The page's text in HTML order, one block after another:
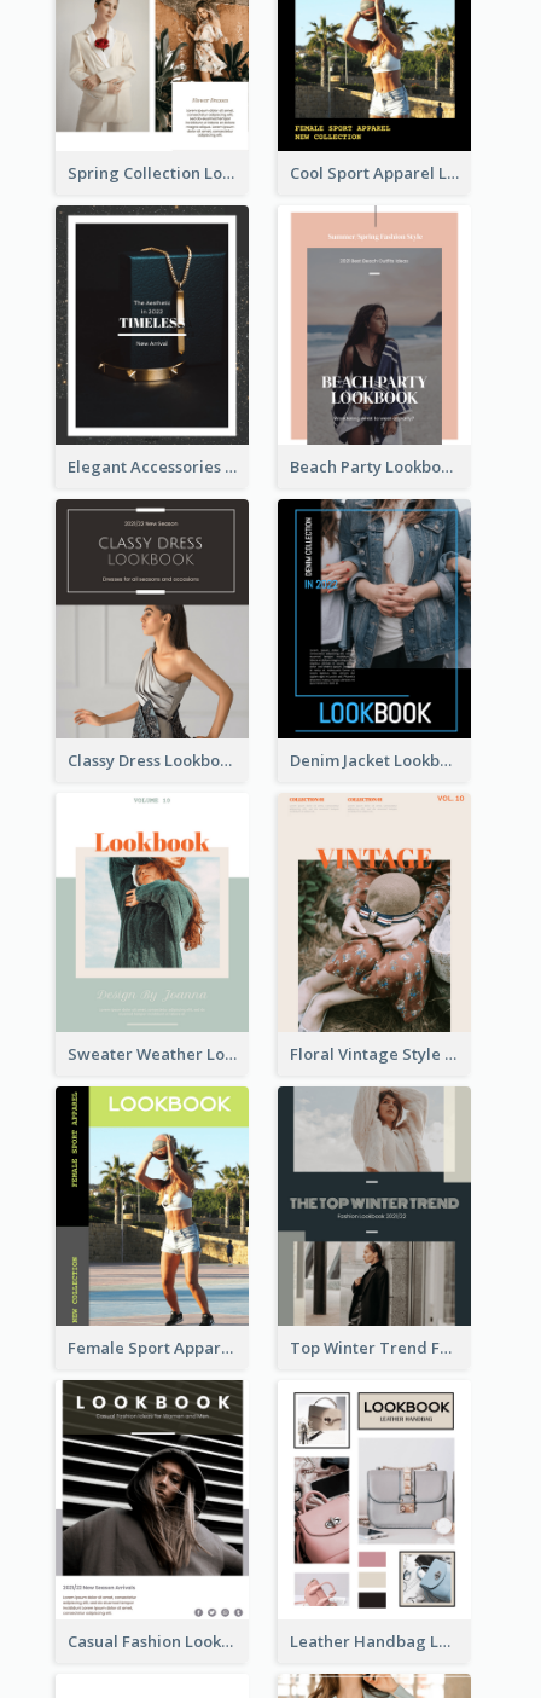
Spring Collection Lookbook Cool Sport Apparel Lookbook
Elegant Accessories Lookbook Beach Party Lookbook
Classy Dress Lookbook Denim Jacket Lookbook
Sweater Weather Lookbook Floral Vintage Style Lookbook
Female Sport Apparel Lookbook Top Winter Trend Fashion Lookbook
Casual Fashion Lookbook Leather Handbag Lookbook